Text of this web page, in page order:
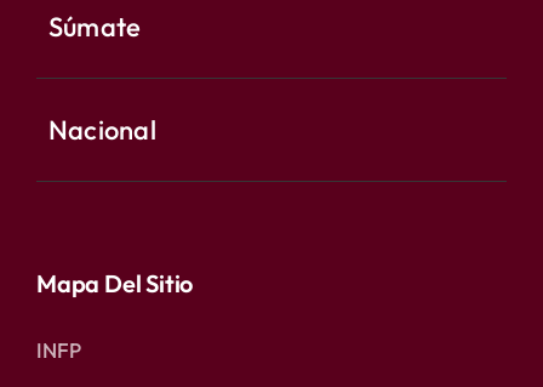
Súmate
Nacional
Mapa Del Sitio
INFP